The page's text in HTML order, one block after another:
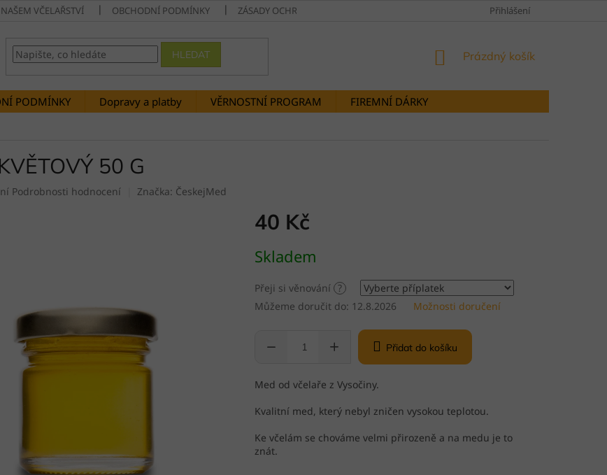
VČELAŘSTVÍ OBCHODNÍ PODMÍNKY ZÁSADY OCHRANY OSOBNÍCH ÚDAJŮ DOPRAVY A PLATBYPřihlášení
HLEDAT
NÁKUPNÍ
Prázdný košík
PODMÍNKY Dopravy a platby VĚRNOSTNÍ PROGRAM FIREMNÍ DÁRKY
50 G
Podrobnosti hodnocení Značka: ČeskejMed
40 Kč
cena:
Skladem
Přeji si věnování ?
Můžeme doručit do: 12.8.2026 Možnosti doručení
Přidat do košíku
Med od včelaře z Vysočiny.
Kvalitní med, který nebyl zničen vysokou teplotou.
Ke včelám se chováme velmi přirozeně a na medu je to
znát.